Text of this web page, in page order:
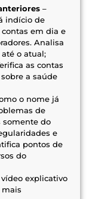
–
indício de
em dia e
Analisa
o atual;
as contas
a saúde
o nome já
de
somente do
e
pontos de
do
explicativo
mais